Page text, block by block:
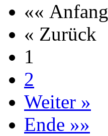
«« Anfang
« Zurück
1
2
Weiter »
Ende »»